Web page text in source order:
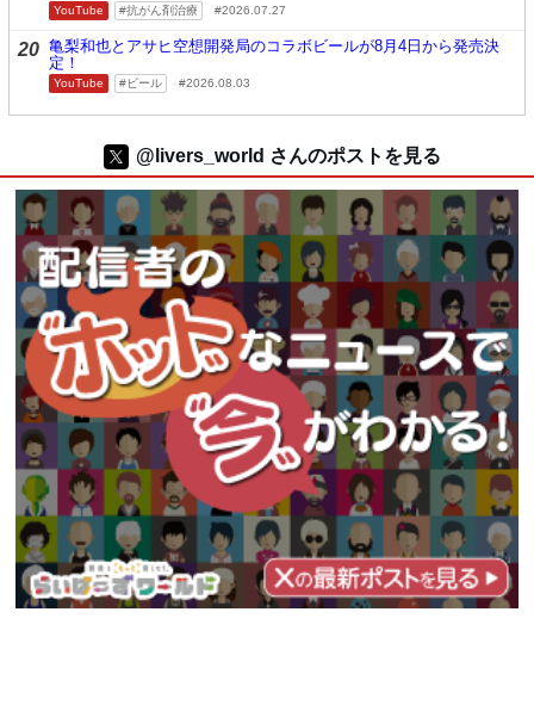
YouTube 抗がん剤治療 2026.07.27
20 亀梨和也とアサヒ空想開発局のコラボビールが8月4日から発売決
定！
YouTube ビール 2026.08.03
@livers_world さんのポストを見る